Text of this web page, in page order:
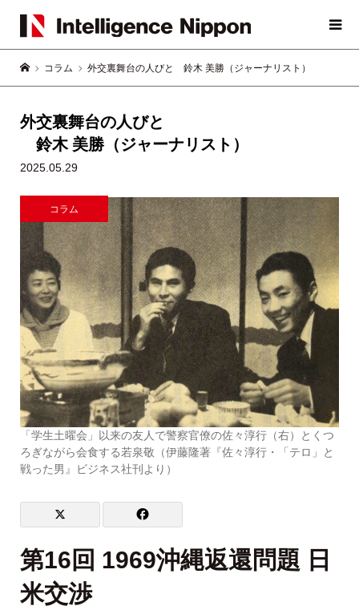
コラム 外交裏舞台の人びと 鈴木 美勝（ジャーナリスト）
外交裏舞台の人びと
鈴木 美勝（ジャーナリスト）
2025.05.29
「学生土曜会」以来の友人で警察官僚の佐々淳行（右）とくつ
ろぎながら会食する若泉敬（伊藤隆著『佐々淳行・「テロ」と
戦った男』ビジネス社刊より）
コラム
第16回 1969沖縄返還問題 日
米交渉